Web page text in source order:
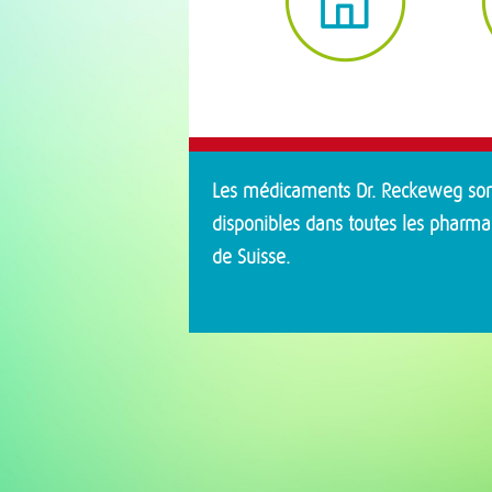
Les médicaments Dr. Reckeweg
disponibles dans toutes les
de Suisse.